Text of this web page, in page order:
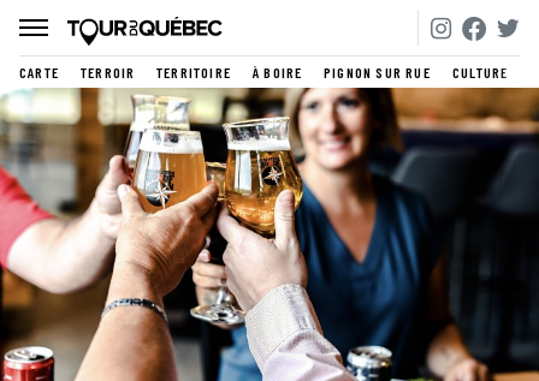
CARTE TERROIR TERRITOIRE À BOIRE PIGNON SUR RUE CULTURE